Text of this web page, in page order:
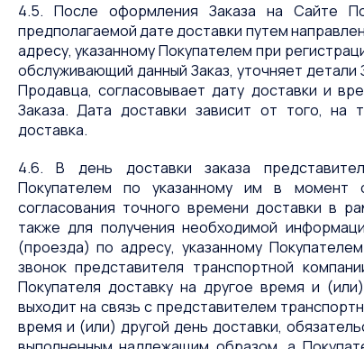
4.5. После оформления Заказа на Сайте
предполагаемой дате доставки путем
адресу, указанному Покупателем при
обслуживающий данный Заказ, уточняет детали
Продавца, согласовывает дату доставки и
Заказа. Дата доставки зависит от того, на
доставка.
4.6. В день доставки заказа
Покупателем по указанному им в момент
согласования точного времени доставки в
также для получения необходимой
(проезда) по адресу, указанному
звонок представителя транспортной
Покупателя доставку на другое время и
выходит на связь с представителем
время и (или) другой день доставки,